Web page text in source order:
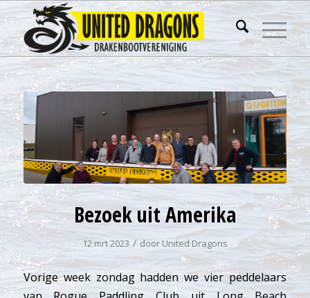
Bezoek uit Amerika
12 mrt 2023 / door United Dragons
Vorige week zondag hadden we vier peddelaars